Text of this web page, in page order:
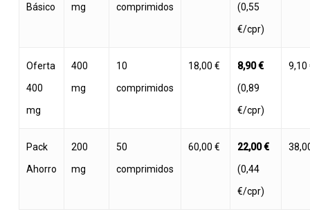
Básico
mg
comprimidos
(0,55
€/cpr)
Oferta
400
mg
400
mg
10
comprimidos
18,00 €
8,90 €
(0,89
€/cpr)
9,10
Pack
Ahorro
200
mg
50
comprimidos
60,00 €
22,00 €
(0,44
€/cpr)